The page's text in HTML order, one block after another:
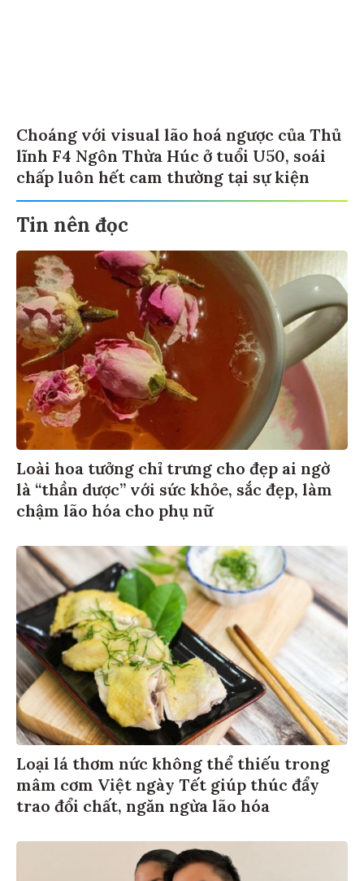
Choáng với visual lão hoá ngược của Thủ
lĩnh F4 Ngôn Thừa Húc ở tuổi U50, soái
chấp luôn hết cam thường tại sự kiện
Tin nên đọc
Loài hoa tưởng chỉ trưng cho đẹp ai ngờ
là “thần dược” với sức khỏe, sắc đẹp, làm
chậm lão hóa cho phụ nữ
Loại lá thơm nức không thể thiếu trong
mâm cơm Việt ngày Tết giúp thúc đẩy
trao đổi chất, ngăn ngừa lão hóa